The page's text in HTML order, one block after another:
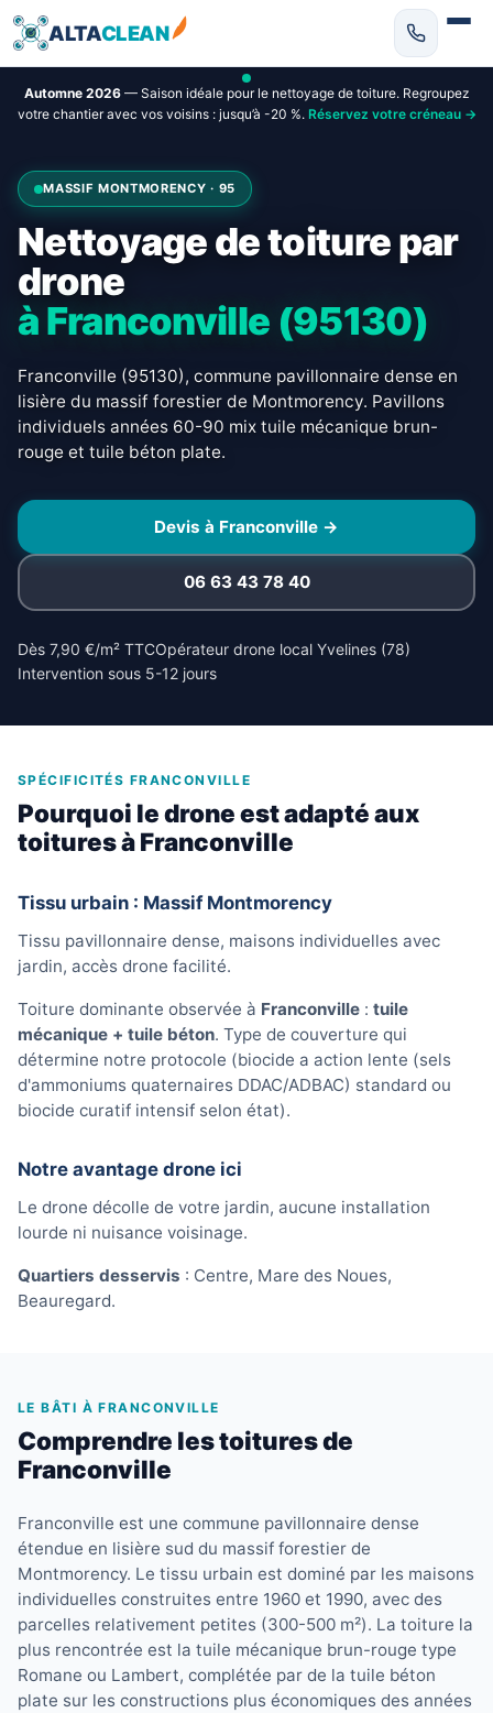
ALTACLEAN
Automne 2026— Saison idéale pour le nettoyage de toiture. Regroupez
votre chantier avec vos voisins : jusqu’à -20 %. Réservez votre créneau →
MASSIF MONTMORENCY · 95
Nettoyage de toiture par
drone
à Franconville (95130)
Franconville (95130), commune pavillonnaire dense en
lisière du massif forestier de Montmorency. Pavillons
individuels années 60-90 mix tuile mécanique brun-
rouge et tuile béton plate.
Devis à Franconville →
06 63 43 78 40
Dès 7,90 €/m² TTCOpérateur drone local Yvelines (78)
Intervention sous 5-12 jours
SPÉCIFICITÉS FRANCONVILLE
Pourquoi le drone est adapté aux
toitures à Franconville
Tissu urbain : Massif Montmorency
Tissu pavillonnaire dense, maisons individuelles avec
jardin, accès drone facilité.
Toiture dominante observée à Franconville : tuile
mécanique + tuile béton. Type de couverture qui
détermine notre protocole (biocide a action lente (sels
d'ammoniums quaternaires DDAC/ADBAC) standard ou
biocide curatif intensif selon état).
Notre avantage drone ici
Le drone décolle de votre jardin, aucune installation
lourde ni nuisance voisinage.
Quartiers desservis : Centre, Mare des Noues,
Beauregard.
LE BÂTI À FRANCONVILLE
Comprendre les toitures de
Franconville
Franconville est une commune pavillonnaire dense
étendue en lisière sud du massif forestier de
Montmorency. Le tissu urbain est dominé par les maisons
individuelles construites entre 1960 et 1990, avec des
parcelles relativement petites (300-500 m²). La toiture la
plus rencontrée est la tuile mécanique brun-rouge type
Romane ou Lambert, complétée par de la tuile béton
plate sur les constructions plus économiques des années